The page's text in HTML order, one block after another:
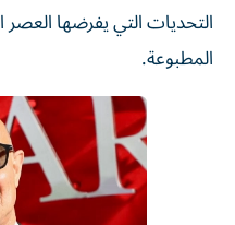
التحديات التي يفرضها
المطبوعة.